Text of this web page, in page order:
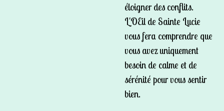
éloigner des conflits.
L'OEil de Sainte Lucie
vous fera comprendre que
vous avez uniquement
besoin de calme et de
sérénité pour vous sentir
bien.